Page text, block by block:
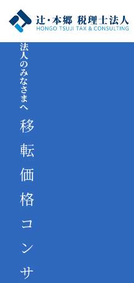
法
人
の
み
な
さ
ま
へ
移
転
価
格
コ
ン
サ